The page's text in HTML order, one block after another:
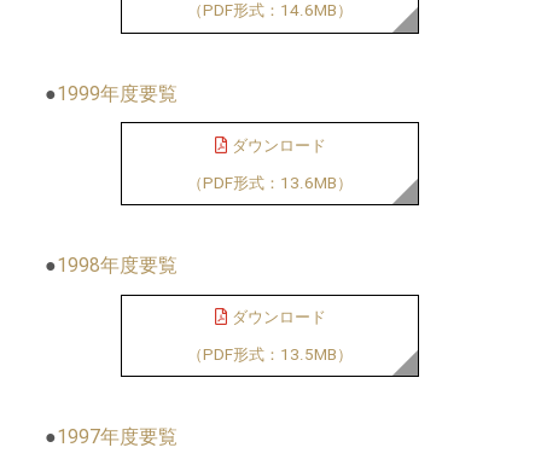
（PDF形式：14.6MB）
●1999年度要覧
ダウンロード
（PDF形式：13.6MB）
●1998年度要覧
ダウンロード
（PDF形式：13.5MB）
●1997年度要覧